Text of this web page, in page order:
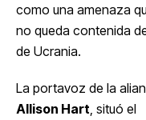
como una amenaza
no queda contenida
de Ucrania.
La portavoz de la
Allison Hart , situó el